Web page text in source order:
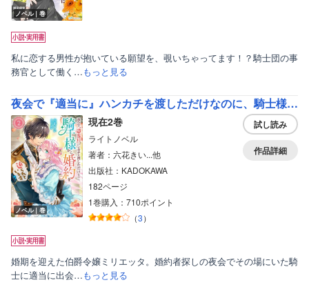
ノベル｜巻
私に恋する男性が抱いている願望を、覗いちゃってます！？騎士団の事
務官として働く…もっと見る
夜会で『適当に』ハンカチを渡しただけなのに、騎士様から婚約を迫られています【電子特典付き】
ノベル｜巻
現在2巻
ライトノベル
著者：六花きい...他
出版社：KADOKAWA
182ページ
1巻購入：710ポイント
（3）
試し読み
作品詳細
婚期を迎えた伯爵令嬢ミリエッタ。婚約者探しの夜会でその場にいた騎
士に適当に出会…もっと見る